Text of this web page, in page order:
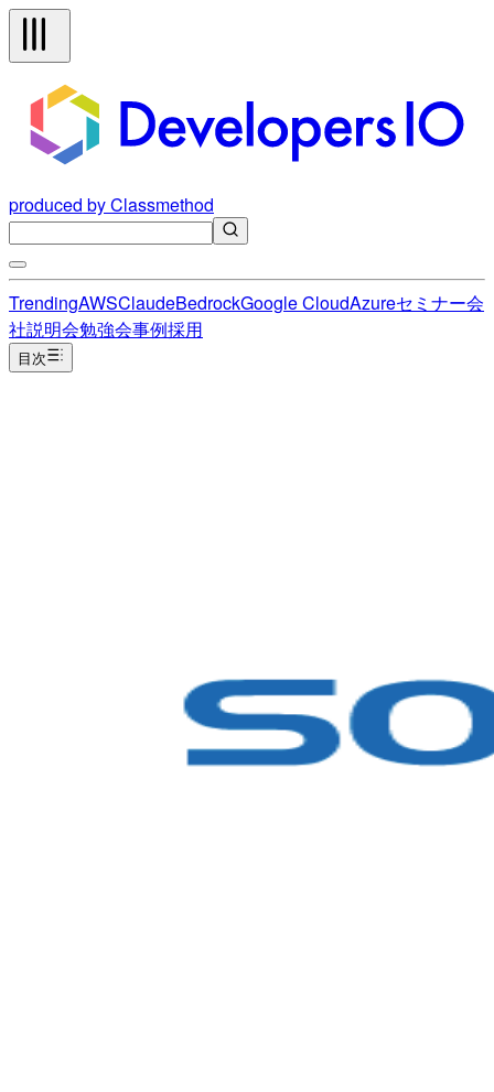
produced by Classmethod
TrendingAWSClaudeBedrockGoogle CloudAzureセミナー会
社説明会勉強会事例採用
目次